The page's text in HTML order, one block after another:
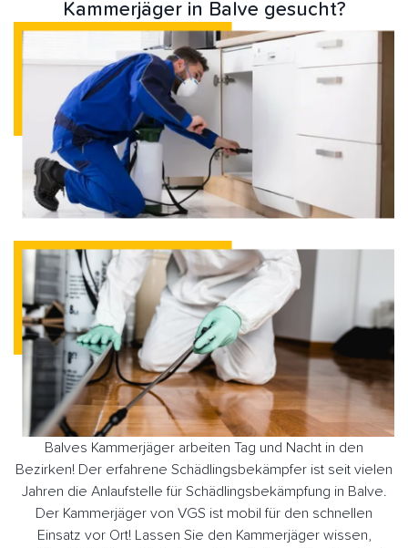
Kammerjäger in Balve gesucht?
Balves Kammerjäger arbeiten Tag und Nacht in den
Bezirken! Der erfahrene Schädlingsbekämpfer ist seit vielen
Jahren die Anlaufstelle für Schädlingsbekämpfung in Balve.
Der Kammerjäger von VGS ist mobil für den schnellen
Einsatz vor Ort! Lassen Sie den Kammerjäger wissen,